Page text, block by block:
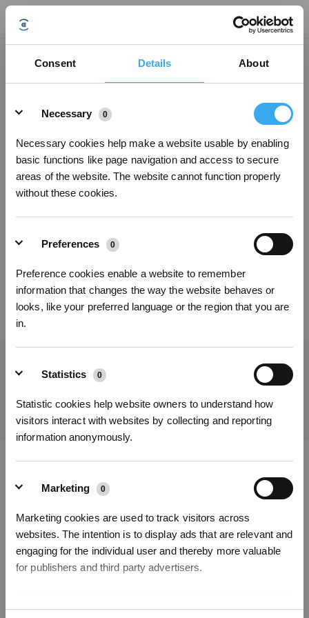
Consent Details About
Necessary
0
Necessary cookies help make a website usable by enabling
basic functions like page navigation and access to secure
areas of the website. The website cannot function properly
without these cookies.
Preferences 0
Preference cookies enable a website to remember
information that changes the way the website behaves or
looks, like your preferred language or the region that you are
in.
Statistics 0
Statistic cookies help website owners to understand how
visitors interact with websites by collecting and reporting
information anonymously.
Marketing 0
Marketing cookies are used to track visitors across
websites. The intention is to display ads that are relevant and
engaging for the individual user and thereby more valuable
for publishers and third party advertisers.
ich ihn bewegt habe?
Aktualisiert am 2025/02/21
Wenn der GOAT bewegt wird, können die Positionsdaten des GOAT
fehlerhaft sein. Bewege den GOAT in diesem Fall manuell bzw. per
Fernbedienung in die Dockingstation, um die Positionsaktualisierung
abzuschließen. Danach kann der GOAT mit der Mähaufgabe beginnen.
Holen Sie sich die neuesten Nachrichten von ECOVACS
EINREICHEN
INNOVATION
Jetzt anmelden&3% sparen!
*Melden Sie sich für unseren Newsletter an und erhalten Sie einen